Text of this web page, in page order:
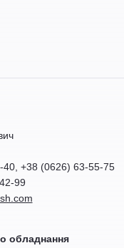
40, +38 (0626) 63-55-75
99
обладнання